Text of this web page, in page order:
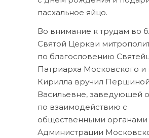
пасхальное яйцо.
Во внимание к трудам во
Святой Церкви
по благословению
Патриарха Московского и
Кирилла вручил
Васильевне, заведующей
по взаимодействию с
общественными органами
Администрации